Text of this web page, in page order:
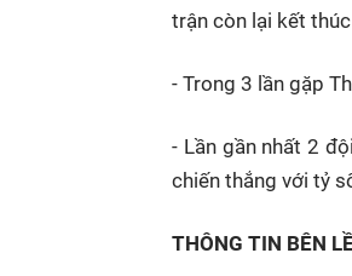
trận còn lại kết
- Trong 3 lần gặp
- Lần gần nhất 2
chiến thắng với tỷ
THÔNG TIN BÊN